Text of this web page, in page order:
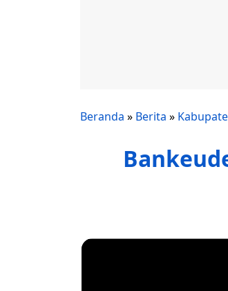
Beranda » Berita »